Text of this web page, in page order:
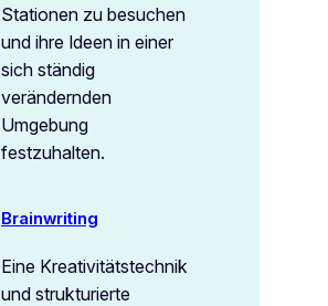
Stationen zu besuchen
und ihre Ideen in einer
sich ständig
verändernden
Umgebung
festzuhalten.
Brainwriting
Eine Kreativitätstechnik
und strukturierte